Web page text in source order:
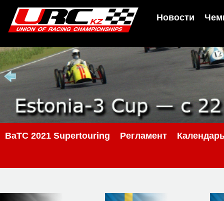
Новости
BaTC 2021 Supertouring Регламент